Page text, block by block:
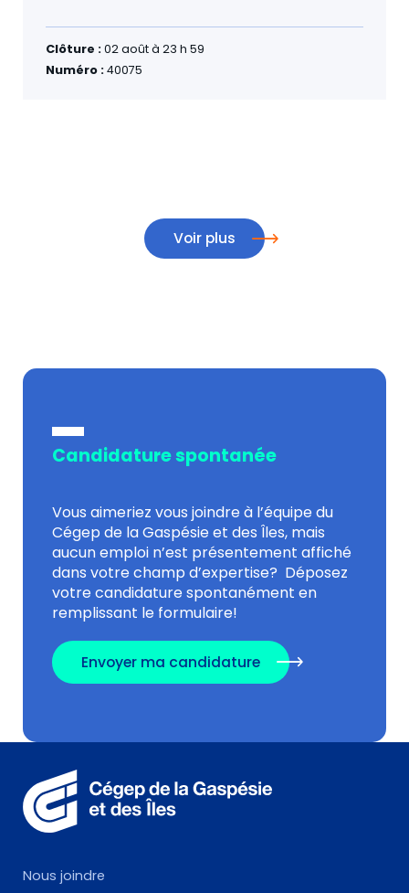
Clôture :02 août à 23 h 59
Numéro :40075
Voir plus
Candidature spontanée
Vous aimeriez vous joindre à l’équipe du
Cégep de la Gaspésie et des Îles, mais
aucun emploi n’est présentement affiché
dans votre champ d’expertise? Déposez
votre candidature spontanément en
remplissant le formulaire!
Envoyer ma candidature
Nous joindre